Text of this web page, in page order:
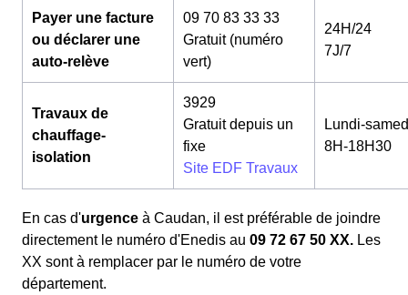
Payer une facture
ou déclarer une
auto-relève
09 70 83 33 33
Gratuit (numéro
vert)
24H/24
7J/7
Travaux de
chauffage-
isolation
3929
Gratuit depuis un
fixe
Site EDF Travaux
Lundi-
8H-18H30
En cas d'urgence à Caudan, il est préférable de joindre
directement le numéro d'Enedis au 09 72 67 50 XX. Les
XX sont à remplacer par le numéro de votre
département.